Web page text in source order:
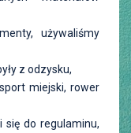
używaliśmy
z odzysku,
miejski, rower
do regulaminu,